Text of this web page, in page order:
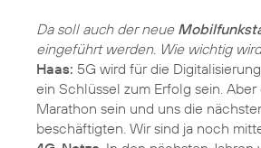
Da soll auch der neue
eingeführt werden. Wie wichtig
Haas: 5G wird für die
ein Schlüssel zum Erfolg sein. Aber
Marathon sein und uns die
beschäftigten. Wir sind ja noch